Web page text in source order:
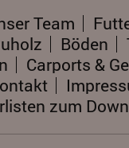
Team
Böden
Carports &
zum